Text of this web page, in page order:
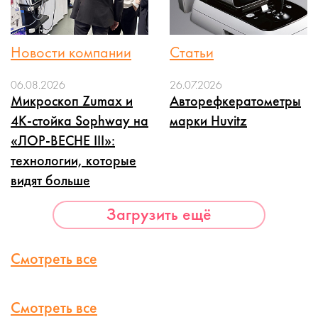
Новости компании
06.08.2026
Микроскоп Zumax и
4K-стойка Sophway на
«ЛОР-ВЕСНЕ III»:
технологии, которые
видят больше
Статьи
26.07.2026
Авторефкератометры
марки Huvitz
Загрузить ещё
Смотреть все
Смотреть все